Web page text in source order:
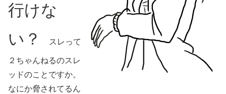
行けな
い？
スレって
２ちゃんねるのスレ
ッドのことですか。
なにか脅されてるん